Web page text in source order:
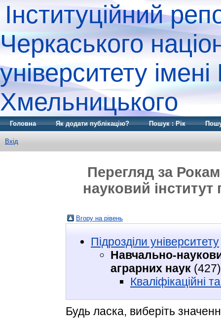
Інституційний
Черкаського
університету
Хмельницького
Головна Як додати публікацію? Пошук : Рік
Вхід
Перегляд за
науковий
Вгору на рівень
Підрозділи університету
Навчально-
аграрних наук (427)
Кваліфікаційні
Будь ласка, виберіть